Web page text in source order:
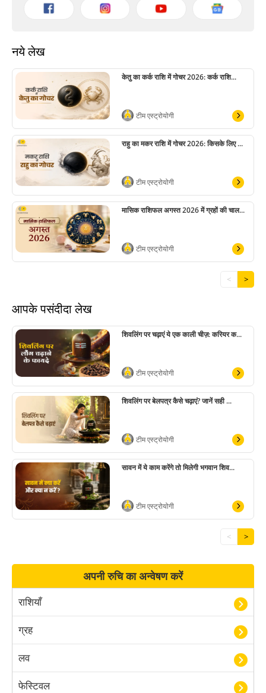
नये लेख
केतु का कर्क राशि में गोचर 2026: कर्क राशि...
टीम एस्ट्रोयोगी
राहु का मकर राशि में गोचर 2026: किसके लिए ...
टीम एस्ट्रोयोगी
मासिक राशिफल अगस्त 2026 में ग्रहों की चाल...
टीम एस्ट्रोयोगी
< >
आपके पसंदीदा लेख
शिवलिंग पर चढ़ाएं ये एक काली चीज़: करियर क...
टीम एस्ट्रोयोगी
शिवलिंग पर बेलपत्र कैसे चढ़ाएं? जानें सही ...
टीम एस्ट्रोयोगी
सावन में ये काम करेंगे तो मिलेगी भगवान शिव...
टीम एस्ट्रोयोगी
< >
अपनी रुचि का अन्वेषण करें
राशियाँ
ग्रह
लव
फेस्टिवल